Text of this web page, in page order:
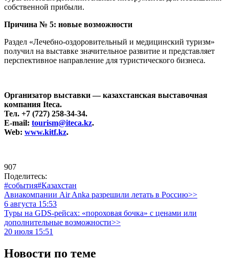
собственной прибыли.
Причина № 5: новые возможности
Раздел «Лечебно-оздоровительный и медицинский туризм»
получил на выставке значительное развитие и представляет
перспективное направление для туристического бизнеса.
Организатор выставки ― казахстанская выставочная
компания Iteca.
Тел. +7 (727) 258-34-34.
E-mail: tourism@iteca.kz.
Web: www.kitf.kz.
907
Поделитесь:
#события#Казахстан
Авиакомпании Air Anka разрешили летать в Россию>>
6 августа 15:53
Туры на GDS-рейсах: «пороховая бочка» с ценами или
дополнительные возможности>>
20 июля 15:51
Новости по теме